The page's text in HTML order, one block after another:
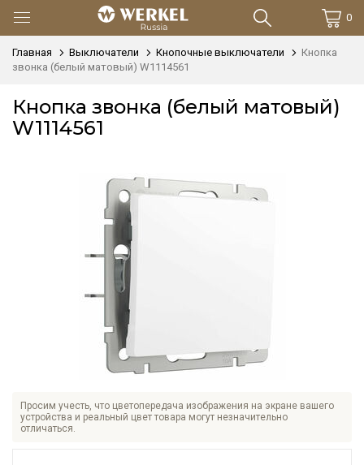
0
Главная Выключатели Кнопочные выключатели
Кнопка
звонка (белый матовый) W1114561
Кнопка звонка (белый матовый)
W1114561
Просим учесть, что цветопередача изображения на экране вашего
устройства и реальный цвет товара могут незначительно
отличаться.